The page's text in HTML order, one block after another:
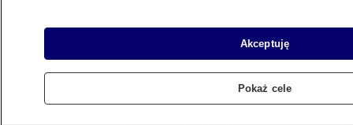
Akceptuję
Pokaż cele